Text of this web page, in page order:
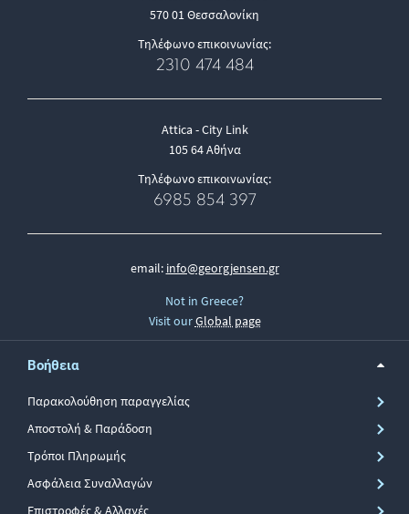
570 01 Θεσσαλονίκη
Τηλέφωνο επικοινωνίας:
2310 474 484
Attica - City Link
105 64 Αθήνα
Τηλέφωνο επικοινωνίας:
6985 854 397
email: info@georgjensen.gr
Not in Greece?
Visit ourGlobal page
Βοήθεια
Παρακολούθηση παραγγελίας
Αποστολή & Παράδοση
Τρόποι Πληρωμής
Ασφάλεια Συναλλαγών
Επιστροφές & Αλλαγές